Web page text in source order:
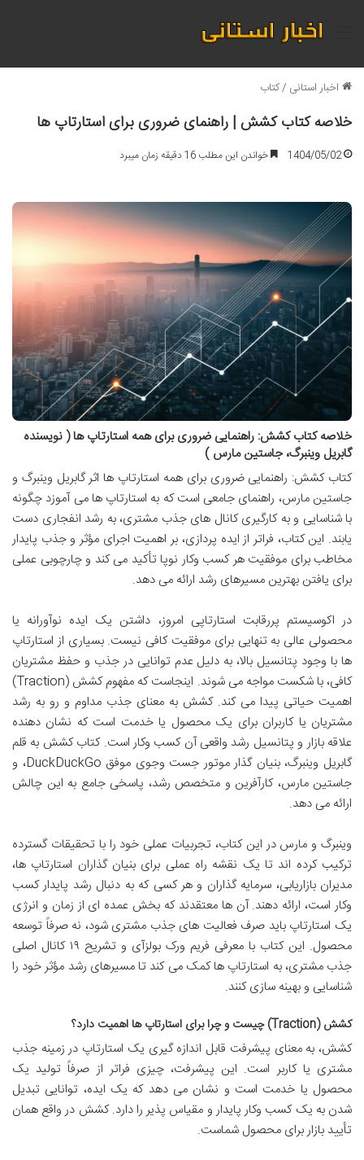
منو
اخبار استانی /کتاب
خلاصه کتاب کشش | راهنمای ضروری برای استارتاپ ها
1404/05/02 خواندن این مطلب 16 دقیقه زمان میبرد
خلاصه کتاب کشش: راهنمایی ضروری برای همه استارتاپ ها ( نویسنده
گابریل وینبرگ، جاستین مارس )
کتاب کشش: راهنمایی ضروری برای همه استارتاپ ها اثر گابریل وینبرگ و
جاستین مارس، راهنمای جامعی است که به استارتاپ ها می آموزد چگونه
با شناسایی و به کارگیری کانال های جذب مشتری، به رشد انفجاری دست
یابند. این کتاب، فراتر از ایده پردازی، بر اهمیت اجرای مؤثر و جذب پایدار
مخاطب برای موفقیت هر کسب وکار نوپا تأکید می کند و چارچوبی عملی
برای یافتن بهترین مسیرهای رشد ارائه می دهد.
در اکوسیستم پررقابت استارتاپی امروز، داشتن یک ایده نوآورانه یا
محصولی عالی به تنهایی برای موفقیت کافی نیست. بسیاری از استارتاپ
ها با وجود پتانسیل بالا، به دلیل عدم توانایی در جذب و حفظ مشتریان
کافی، با شکست مواجه می شوند. اینجاست که مفهوم کشش (Traction)
اهمیت حیاتی پیدا می کند. کشش به معنای جذب مداوم و رو به رشد
مشتریان یا کاربران برای یک محصول یا خدمت است که نشان دهنده
علاقه بازار و پتانسیل رشد واقعی آن کسب وکار است. کتاب کشش به قلم
گابریل وینبرگ، بنیان گذار موتور جست وجوی موفق DuckDuckGo، و
جاستین مارس، کارآفرین و متخصص رشد، پاسخی جامع به این چالش
ارائه می دهد.
وینبرگ و مارس در این کتاب، تجربیات عملی خود را با تحقیقات گسترده
ترکیب کرده اند تا یک نقشه راه عملی برای بنیان گذاران استارتاپ ها،
مدیران بازاریابی، سرمایه گذاران و هر کسی که به دنبال رشد پایدار کسب
وکار است، ارائه دهند. آن ها معتقدند که بخش عمده ای از زمان و انرژی
یک استارتاپ باید صرف فعالیت های جذب مشتری شود، نه صرفاً توسعه
محصول. این کتاب با معرفی فریم ورک بولزآی و تشریح ۱۹ کانال اصلی
جذب مشتری، به استارتاپ ها کمک می کند تا مسیرهای رشد مؤثر خود را
شناسایی و بهینه سازی کنند.
کشش (Traction) چیست و چرا برای استارتاپ ها اهمیت دارد؟
کشش، به معنای پیشرفت قابل اندازه گیری یک استارتاپ در زمینه جذب
مشتری یا کاربر است. این پیشرفت، چیزی فراتر از صرفاً تولید یک
محصول یا خدمت است و نشان می دهد که یک ایده، توانایی تبدیل
شدن به یک کسب وکار پایدار و مقیاس پذیر را دارد. کشش در واقع همان
تأیید بازار برای محصول شماست.